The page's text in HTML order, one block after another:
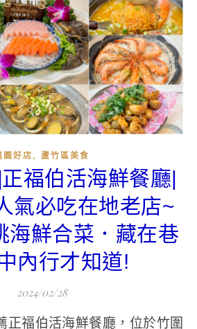
園好店 , 蘆竹區美食
福伯活海鮮餐廳|
氣必吃在地老店~
海鮮合菜．藏在巷
內行才知道!
2024/02/28